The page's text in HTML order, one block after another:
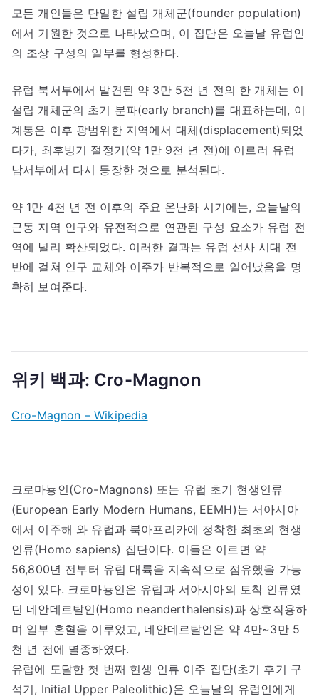
모든 개인들은 단일한 설립 개체군(founder population)
에서 기원한 것으로 나타났으며, 이 집단은 오늘날 유럽인
의 조상 구성의 일부를 형성한다.
유럽 북서부에서 발견된 약 3만 5천 년 전의 한 개체는 이
설립 개체군의 초기 분파(early branch)를 대표하는데, 이
계통은 이후 광범위한 지역에서 대체(displacement)되었
다가, 최후빙기 절정기(약 1만 9천 년 전)에 이르러 유럽
남서부에서 다시 등장한 것으로 분석된다.
약 1만 4천 년 전 이후의 주요 온난화 시기에는, 오늘날의
근동 지역 인구와 유전적으로 연관된 구성 요소가 유럽 전
역에 널리 확산되었다. 이러한 결과는 유럽 선사 시대 전
반에 걸쳐 인구 교체와 이주가 반복적으로 일어났음을 명
확히 보여준다.
위키 백과: Cro-Magnon
Cro-Magnon – Wikipedia
크로마뇽인(Cro-Magnons) 또는 유럽 초기 현생인류
(European Early Modern Humans, EEMH)는 서아시아
에서 이주해 와 유럽과 북아프리카에 정착한 최초의 현생
인류(Homo sapiens) 집단이다. 이들은 이르면 약
56,800년 전부터 유럽 대륙을 지속적으로 점유했을 가능
성이 있다. 크로마뇽인은 유럽과 서아시아의 토착 인류였
던 네안데르탈인(Homo neanderthalensis)과 상호작용하
며 일부 혼혈을 이루었고, 네안데르탈인은 약 4만~3만 5
천 년 전에 멸종하였다.
유럽에 도달한 첫 번째 현생 인류 이주 집단(초기 후기 구
석기, Initial Upper Paleolithic)은 오늘날의 유럽인에게